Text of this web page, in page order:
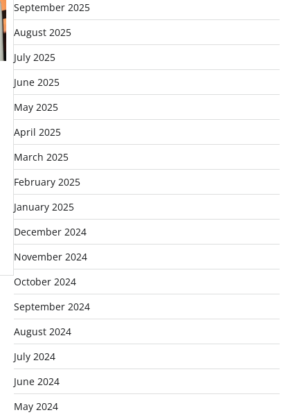
September 2025
August 2025
July 2025
June 2025
May 2025
April 2025
March 2025
February 2025
January 2025
December 2024
November 2024
October 2024
September 2024
August 2024
July 2024
June 2024
May 2024